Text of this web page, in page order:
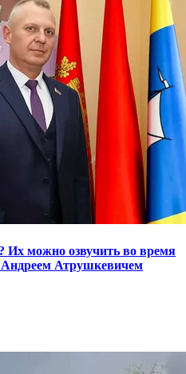
Их можно озвучить во время
Атрушкевичем